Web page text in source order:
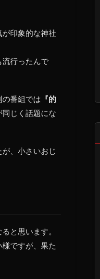
印象的な神社
流行ったんで
番組では 『的
じく話題にな
、小さいおじ
と思います。
ですが、果た